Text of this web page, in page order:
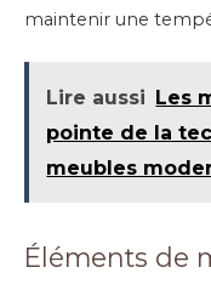
maintenir une
Lire aussi Les
pointe de la
meubles
Éléments de